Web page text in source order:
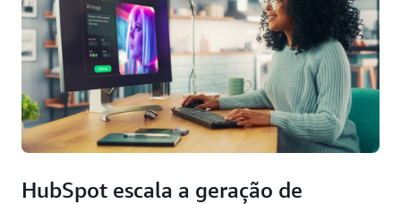
HubSpot escala a geração de